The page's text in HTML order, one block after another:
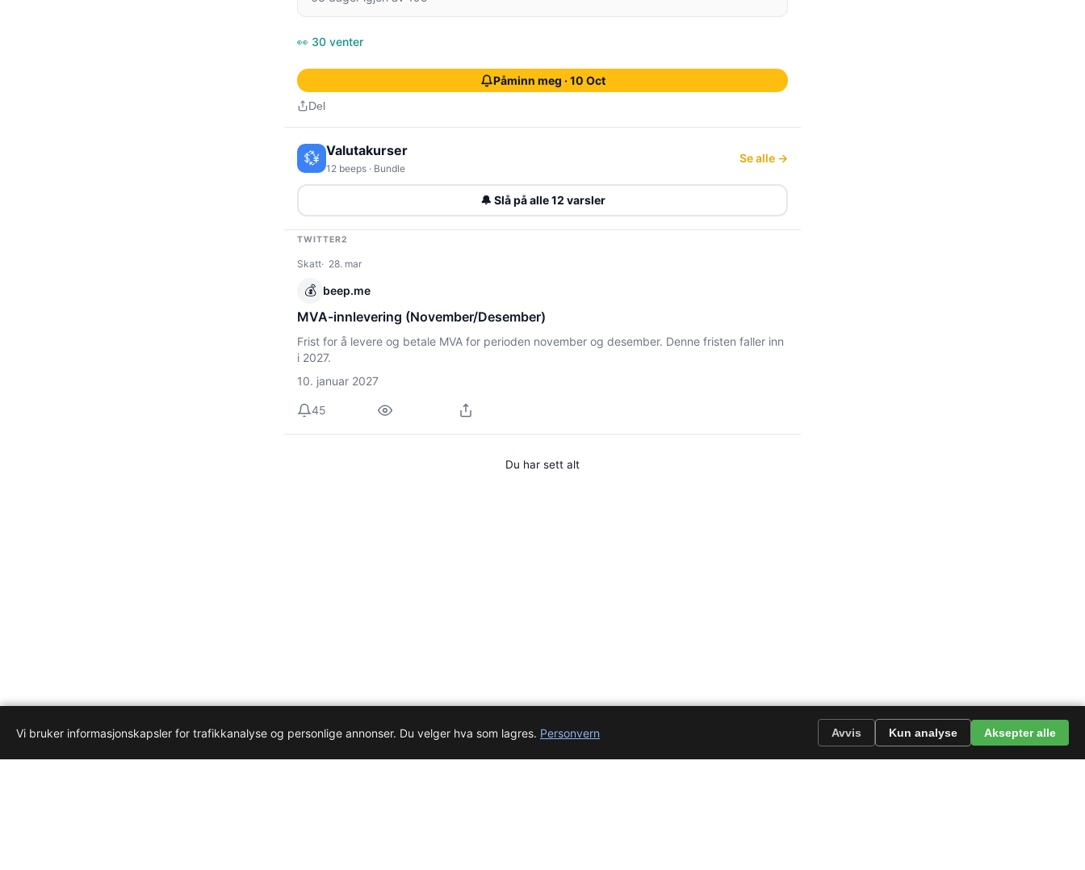
👀 30 venter
Påminn meg · 10 Oct
Del
💱 Valutakurser
12 beeps · Bundle
Se alle →
🔔 Slå på alle 12 varsler
TWITTER2
Skatt 28. mar
💰 beep.me
MVA-innlevering (November/Desember)
Frist for å levere og betale MVA for perioden november og desember. Denne fristen faller inn
i 2027.
10. januar 2027
45
Du har sett alt
Vi bruker informasjonskapsler for trafikkanalyse og personlige annonser. Du velger hva som lagres. Personvern Avvis Kun analyse Aksepter alle